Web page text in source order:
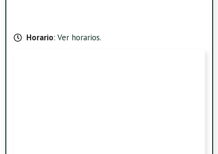
Horario: Ver horarios.